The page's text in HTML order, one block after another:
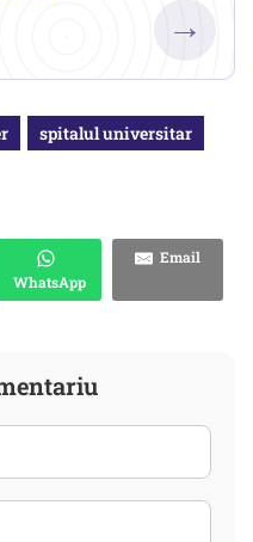
→
spitalul universitar
WhatsApp
Email